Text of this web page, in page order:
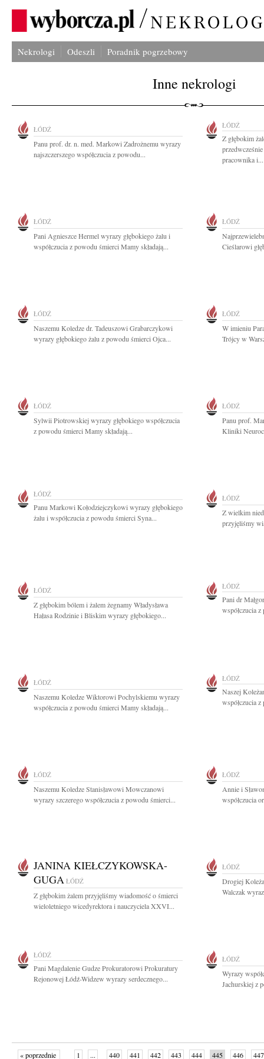
Nekrologi Odeszli Poradnik pogrzebowy
Inne nekrologi
ŁÓDŹ
Panu prof. dr. n. med. Markowi Zadrożnemu wyrazy
najszczerszego współczucia z powodu...
ŁÓDŹ
Z głębokim
pracownika i...
ŁÓDŹ
Pani Agnieszce Hermel wyrazy głębokiego żalu i
współczucia z powodu śmierci Mamy składają...
ŁÓDŹ
Cieślarowi
ŁÓDŹ
Naszemu Koledze dr. Tadeuszowi Grabarczykowi
wyrazy głębokiego żalu z powodu śmierci Ojca...
ŁÓDŹ
W imieniu
Trójcy w
ŁÓDŹ
Sylwii Piotrowskiej wyrazy głębokiego współczucia
z powodu śmierci Mamy składają...
ŁÓDŹ
Panu prof.
Kliniki
ŁÓDŹ
Panu Markowi Kołodziejczykowi wyrazy głębokiego
żalu i współczucia z powodu śmierci Syna...
ŁÓDŹ
Z wielkim
przyjęliśmy
ŁÓDŹ
Z głębokim bólem i żalem żegnamy Władysława
Hałasa Rodzinie i Bliskim wyrazy głębokiego...
ŁÓDŹ
Pani dr
współczucia
ŁÓDŹ
Naszemu Koledze Wiktorowi Pochylskiemu wyrazy
współczucia z powodu śmierci Mamy składają...
ŁÓDŹ
Naszej
współczucia
ŁÓDŹ
Naszemu Koledze Stanisławowi Mowczanowi
wyrazy szczerego współczucia z powodu śmierci...
ŁÓDŹ
Annie i
współczucia
JANINA KIEŁCZYKOWSKA-
GUGA ŁÓDŹ
Z głębokim żalem przyjęliśmy wiadomość o śmierci
wieloletniego wicedyrektora i nauczyciela XXVI...
ŁÓDŹ
Drogiej
Walczak
ŁÓDŹ
Pani Magdalenie Gudze Prokuratorowi Prokuratury
Rejonowej Łódź-Widzew wyrazy serdecznego...
ŁÓDŹ
Wyrazy
Jachurskiej z
« poprzednie 1 ... 440 441 442 443 444 445 446 447